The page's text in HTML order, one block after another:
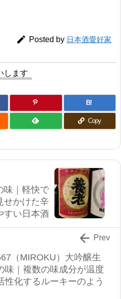
 Posted by 日本酒愛好家
します
B!
Copy
味｜軽快で
せかけた辛
すい日本酒
（MIROKU）大吟醸生
味｜複数の味成分が温度
性化するルーキーのよう
 Prev